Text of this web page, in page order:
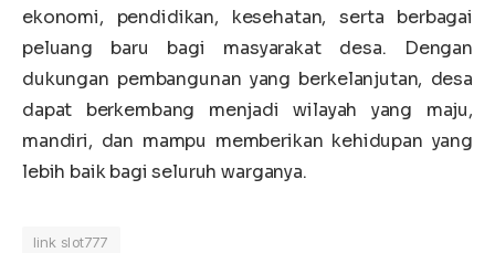
ekonomi, pendidikan, kesehatan, serta berbagai
peluang baru bagi masyarakat desa. Dengan
dukungan pembangunan yang berkelanjutan, desa
dapat berkembang menjadi wilayah yang maju,
mandiri, dan mampu memberikan kehidupan yang
lebih baik bagi seluruh warganya.
link slot777